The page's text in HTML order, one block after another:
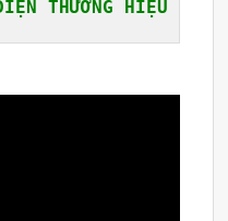
THƯƠNG HIỆU